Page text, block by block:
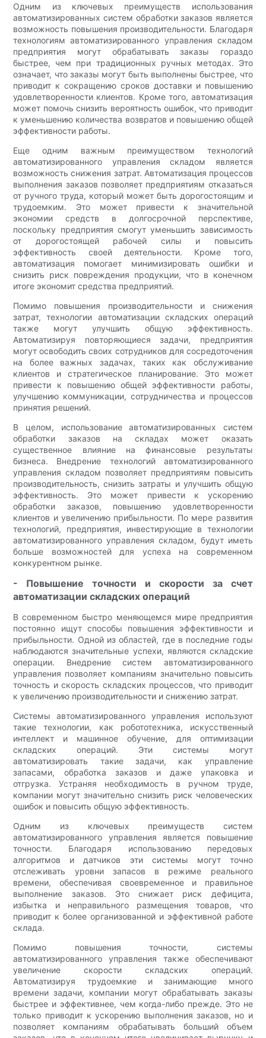
Одним из ключевых преимуществ использования
автоматизированных систем обработки заказов является
возможность повышения производительности. Благодаря
технологиям автоматизированного управления складом
предприятия могут обрабатывать заказы гораздо
быстрее, чем при традиционных ручных методах. Это
означает, что заказы могут быть выполнены быстрее, что
приводит к сокращению сроков доставки и повышению
удовлетворенности клиентов. Кроме того, автоматизация
может помочь снизить вероятность ошибок, что приводит
к уменьшению количества возвратов и повышению общей
эффективности работы.
Еще одним важным преимуществом технологий
автоматизированного управления складом является
возможность снижения затрат. Автоматизация процессов
выполнения заказов позволяет предприятиям отказаться
от ручного труда, который может быть дорогостоящим и
трудоемким. Это может привести к значительной
экономии средств в долгосрочной перспективе,
поскольку предприятия смогут уменьшить зависимость
от дорогостоящей рабочей силы и повысить
эффективность своей деятельности. Кроме того,
автоматизация помогает минимизировать ошибки и
снизить риск повреждения продукции, что в конечном
итоге экономит средства предприятий.
Помимо повышения производительности и снижения
затрат, технологии автоматизации складских операций
также могут улучшить общую эффективность.
Автоматизируя повторяющиеся задачи, предприятия
могут освободить своих сотрудников для сосредоточения
на более важных задачах, таких как обслуживание
клиентов и стратегическое планирование. Это может
привести к повышению общей эффективности работы,
улучшению коммуникации, сотрудничества и процессов
принятия решений.
В целом, использование автоматизированных систем
обработки заказов на складах может оказать
существенное влияние на финансовые результаты
бизнеса. Внедрение технологий автоматизированного
управления складом позволяет предприятиям повысить
производительность, снизить затраты и улучшить общую
эффективность. Это может привести к ускорению
обработки заказов, повышению удовлетворенности
клиентов и увеличению прибыльности. По мере развития
технологий, предприятия, инвестирующие в технологии
автоматизированного управления складом, будут иметь
больше возможностей для успеха на современном
конкурентном рынке.
- Повышение точности и скорости за счет
автоматизации складских операций
В современном быстро меняющемся мире предприятия
постоянно ищут способы повышения эффективности и
прибыльности. Одной из областей, где в последние годы
наблюдаются значительные успехи, являются складские
операции. Внедрение систем автоматизированного
управления позволяет компаниям значительно повысить
точность и скорость складских процессов, что приводит
к увеличению производительности и снижению затрат.
Системы автоматизированного управления используют
такие технологии, как робототехника, искусственный
интеллект и машинное обучение, для оптимизации
складских операций. Эти системы могут
автоматизировать такие задачи, как управление
запасами, обработка заказов и даже упаковка и
отгрузка. Устраняя необходимость в ручном труде,
компании могут значительно снизить риск человеческих
ошибок и повысить общую эффективность.
Одним из ключевых преимуществ систем
автоматизированного управления является повышение
точности. Благодаря использованию передовых
алгоритмов и датчиков эти системы могут точно
отслеживать уровни запасов в режиме реального
времени, обеспечивая своевременное и правильное
выполнение заказов. Это снижает риск дефицита,
избытка и неправильного размещения товаров, что
приводит к более организованной и эффективной работе
склада.
Помимо повышения точности, системы
автоматизированного управления также обеспечивают
увеличение скорости складских операций.
Автоматизируя трудоемкие и занимающие много
времени задачи, компании могут обрабатывать заказы
быстрее и эффективнее, чем когда-либо прежде. Это не
только приводит к ускорению выполнения заказов, но и
позволяет компаниям обрабатывать больший объем